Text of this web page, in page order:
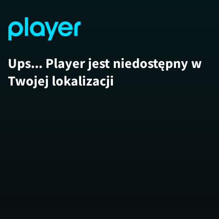
Ups... Player jest niedostępny w
Twojej lokalizacji